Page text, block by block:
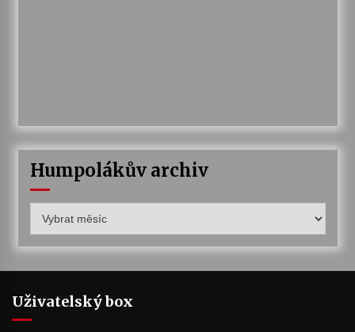
Humpolákův archiv
archiv
Uživatelský box